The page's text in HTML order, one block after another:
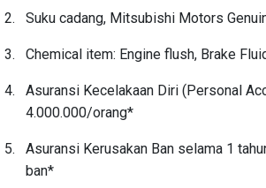
Suku cadang, Mitsubishi Motors
Chemical item: Engine flush, Brake
Asuransi Kecelakaan Diri (Personal
4.000.000/orang*
Asuransi Kerusakan Ban selama 1
ban*